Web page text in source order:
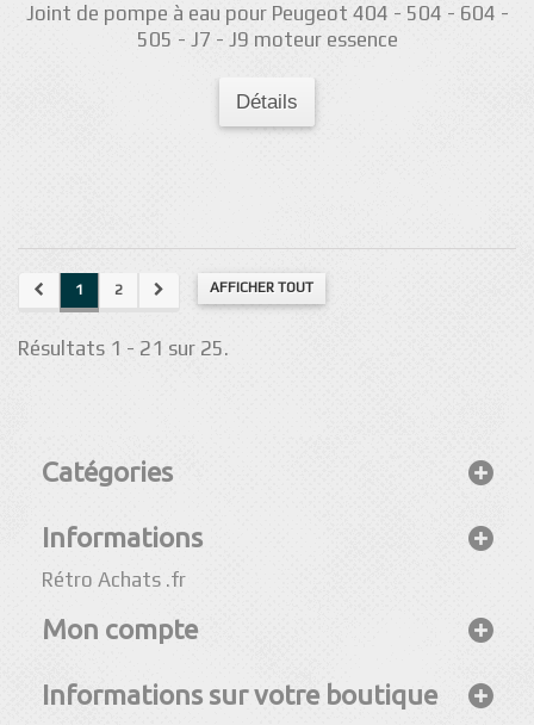
Joint de pompe à eau pour Peugeot 404 - 504 - 604 -
505 - J7 - J9 moteur essence
Détails
AFFICHER TOUT
1 2
Résultats 1 - 21 sur 25.
Catégories
Informations
Rétro Achats .fr
Mon compte
Informations sur votre boutique